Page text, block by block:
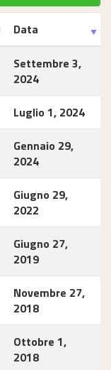
Data
Settembre 3,
2024
Luglio 1, 2024
Gennaio 29,
2024
Giugno 29,
2022
Giugno 27,
2019
Novembre 27,
2018
Ottobre 1,
2018